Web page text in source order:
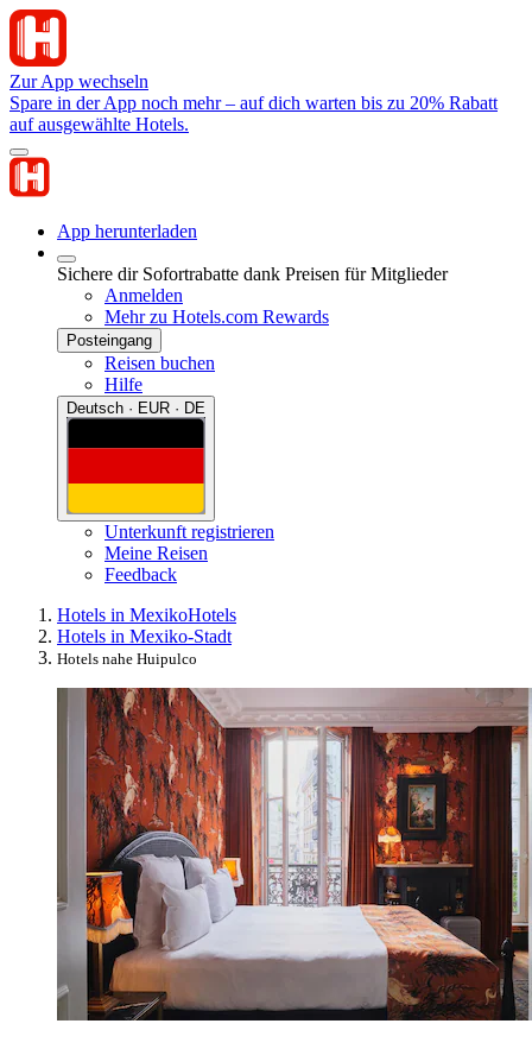
Zur App wechseln
Spare in der App noch mehr – auf dich warten bis zu 20% Rabatt
auf ausgewählte Hotels.
App herunterladen
Sichere dir Sofortrabatte dank Preisen für Mitglieder
Anmelden
Mehr zu Hotels.com Rewards
Posteingang
Reisen buchen
Hilfe
Deutsch · EUR · DE
Unterkunft registrieren
Meine Reisen
Feedback
Hotels in MexikoHotels
Hotels in Mexiko-Stadt
Hotels nahe Huipulco